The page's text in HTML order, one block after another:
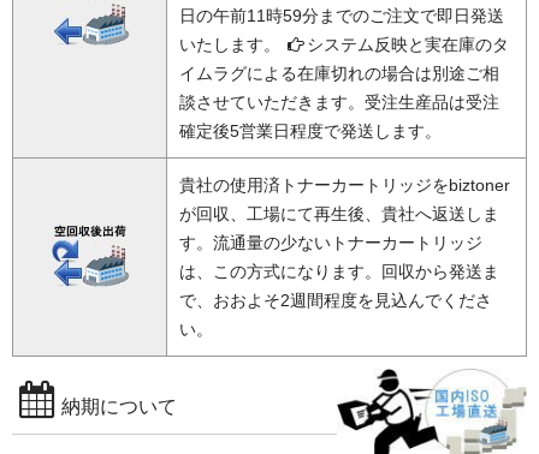
日の午前11時59分までのご注文で即日発送
いたします。
システム反映と実在庫のタ
イムラグによる在庫切れの場合は別途ご相
談させていただきます。受注生産品は受注
確定後5営業日程度で発送します。
貴社の使用済トナーカートリッジをbiztoner
が回収、工場にて再生後、貴社へ返送しま
す。流通量の少ないトナーカートリッジ
は、この方式になります。回収から発送ま
で、おおよそ2週間程度を見込んでくださ
い。
納期について